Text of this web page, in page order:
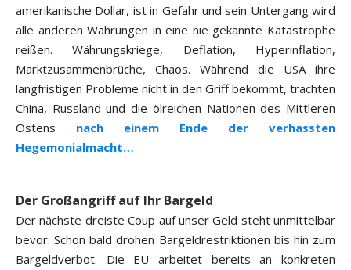
amerikanische Dollar, ist in Gefahr und sein Untergang wird
alle anderen Währungen in eine nie gekannte Katastrophe
reißen. Währungskriege, Deflation, Hyperinflation,
Marktzusammenbrüche, Chaos. Während die USA ihre
langfristigen Probleme nicht in den Griff bekommt, trachten
China, Russland und die ölreichen Nationen des Mittleren
Ostens nach einem Ende der verhassten
Hegemonialmacht…
Der Großangriff auf Ihr Bargeld
Der nächste dreiste Coup auf unser Geld steht unmittelbar
bevor: Schon bald drohen Bargeldrestriktionen bis hin zum
Bargeldverbot. Die EU arbeitet bereits an konkreten